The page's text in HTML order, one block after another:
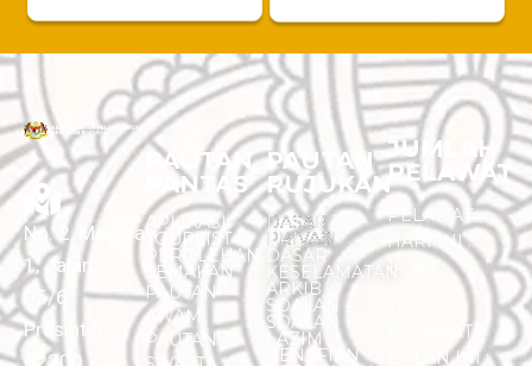
No. 2, Menara
1, Jalan
P5/6,
Presint 5,
62200
PAUTAN
PANTAS
APLIKASI
TOURLIST
PEROLEHAN
SEMAKAN
PAUTAN
AWAM
PAUTAN
PAUTAN
RUJUKAN
DASAR
PRIVASI
DASAR
KESELAMATAN
ARKIB
SOALAN -
SOALAN
LAZIM
PENAFIAN
JUMLAH
PELAWAT
PELAWAT
HARI INI :
PELAWAT
BULAN INI :